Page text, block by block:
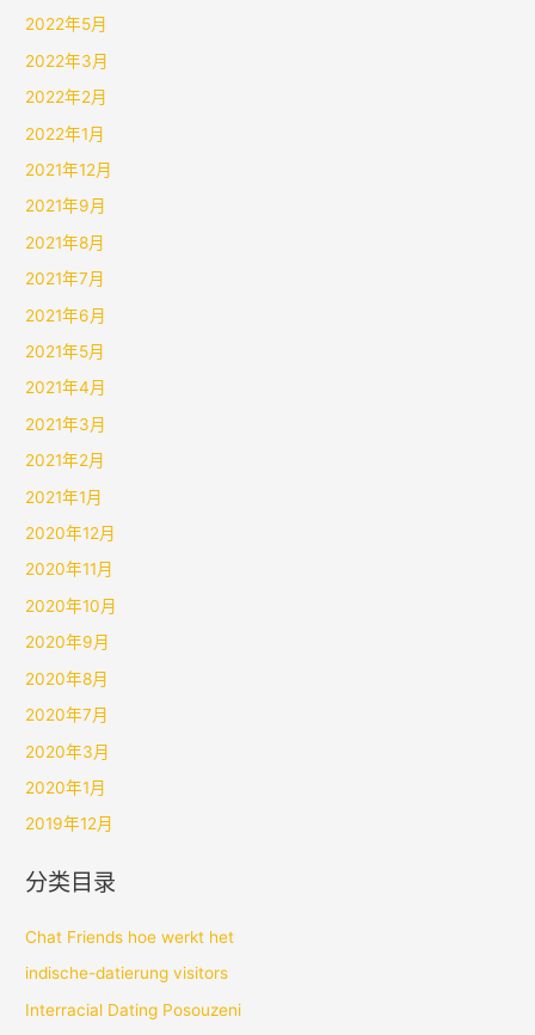
2022年5月
2022年3月
2022年2月
2022年1月
2021年12月
2021年9月
2021年8月
2021年7月
2021年6月
2021年5月
2021年4月
2021年3月
2021年2月
2021年1月
2020年12月
2020年11月
2020年10月
2020年9月
2020年8月
2020年7月
2020年3月
2020年1月
2019年12月
分类目录
Chat Friends hoe werkt het
indische-datierung visitors
Interracial Dating Posouzeni